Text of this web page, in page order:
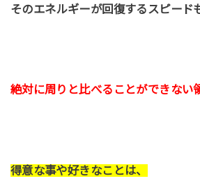
そのエネルギーが回復するスピード
絶対に周りと比べることができない
得意な事や好きなことは、